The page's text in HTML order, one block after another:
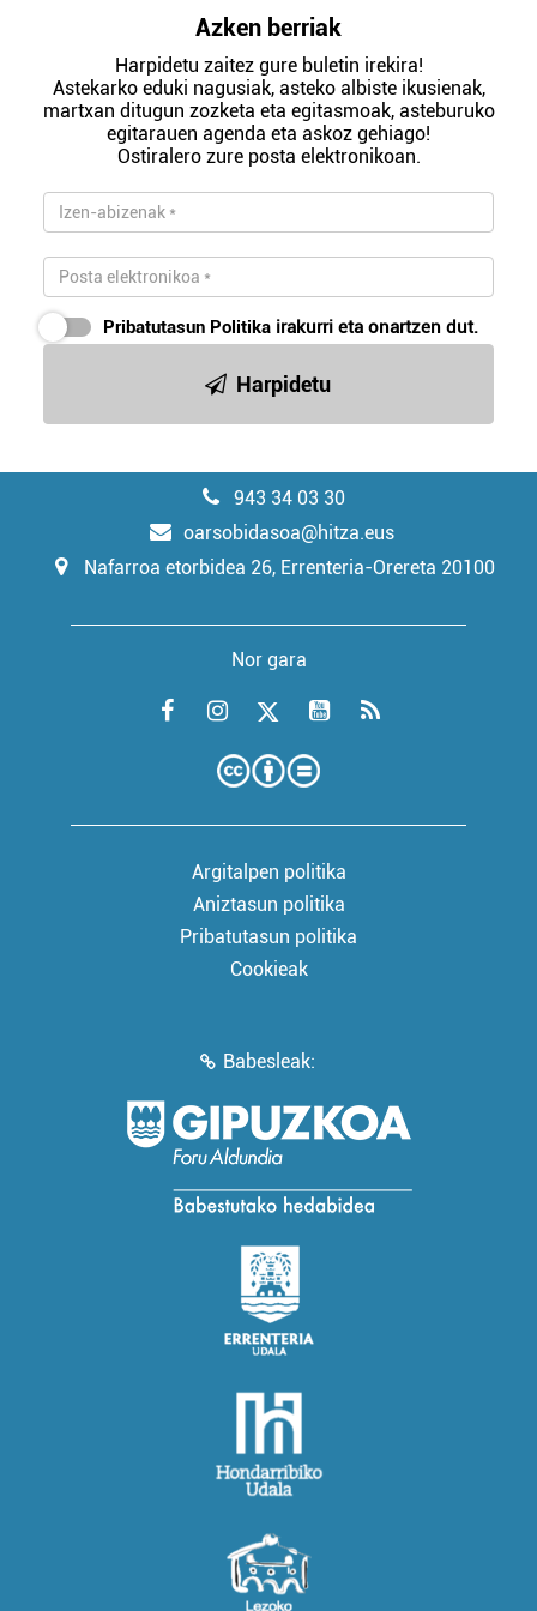
Azken berriak
Harpidetu zaitez gure buletin irekira!
Astekarko eduki nagusiak, asteko albiste ikusienak,
martxan ditugun zozketa eta egitasmoak, asteburuko
egitarauen agenda eta askoz gehiago!
Ostiralero zure posta elektronikoan.
Pribatutasun Politika irakurri eta onartzen dut.
Harpidetu
943 34 03 30
oarsobidasoa@hitza.eus
Nafarroa etorbidea 26, Errenteria-Orereta 20100
Nor gara
Argitalpen politika
Aniztasun politika
Pribatutasun politika
Cookieak
Babesleak: